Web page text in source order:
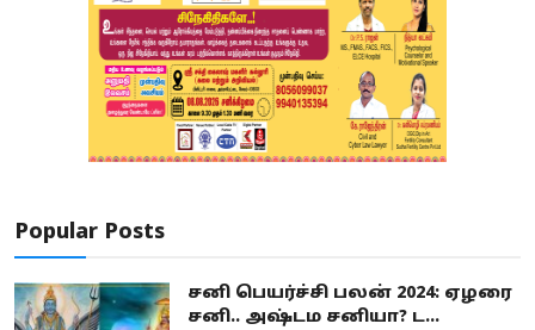
Popular Posts
சனி பெயர்ச்சி பலன் 2024: ஏழரை
சனி.. அஷ்டம சனியா? ட...